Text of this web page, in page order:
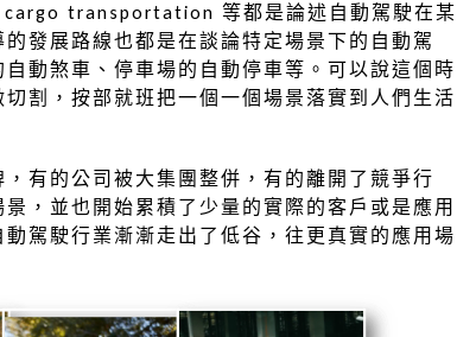
transportation 等都是論述自動駕駛在某
發展路線也都是在談論特定場景下的自動駕
動煞車、停車場的自動停車等。可以說這個時
割，按部就班把一個一個場景落實到人們生活
有的公司被大集團整併，有的離開了競爭行
，並也開始累積了少量的實際的客戶或是應用
駕駛行業漸漸走出了低谷，往更真實的應用場